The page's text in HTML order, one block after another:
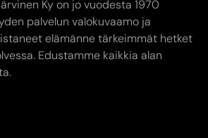
Ky on jo vuodesta 1970
palvelun valokuvaamo ja
elämänne tärkeimmät hetket
Edustamme kaikkia alan